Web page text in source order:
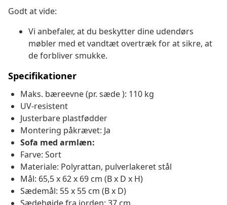
Godt at vide:
Vi anbefaler, at du beskytter dine udendørs
møbler med et vandtæt overtræk for at sikre, at
de forbliver smukke.
Specifikationer
Maks. bæreevne (pr. sæde ): 110 kg
UV-resistent
Justerbare plastfødder
Montering påkrævet: Ja
Sofa med armlæn:
Farve: Sort
Materiale: Polyrattan, pulverlakeret stål
Mål: 65,5 x 62 x 69 cm (B x D x H)
Sædemål: 55 x 55 cm (B x D)